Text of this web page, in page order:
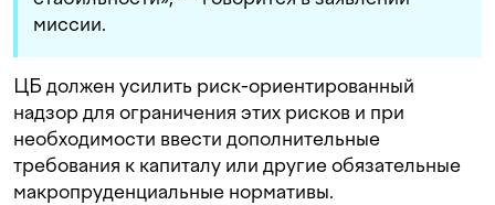
миссии.
ЦБ должен усилить риск-ориентированный
надзор для ограничения этих рисков и при
необходимости ввести дополнительные
требования к капиталу или другие обязательные
макропруденциальные нормативы.